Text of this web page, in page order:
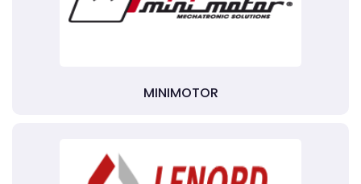
MINIMOTOR